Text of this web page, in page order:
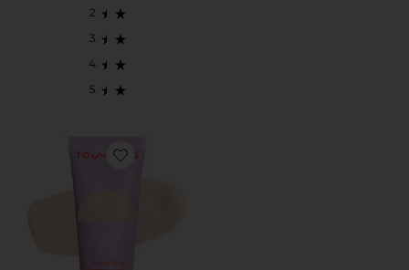
Favorite SUNNYDAYS 파운데이션